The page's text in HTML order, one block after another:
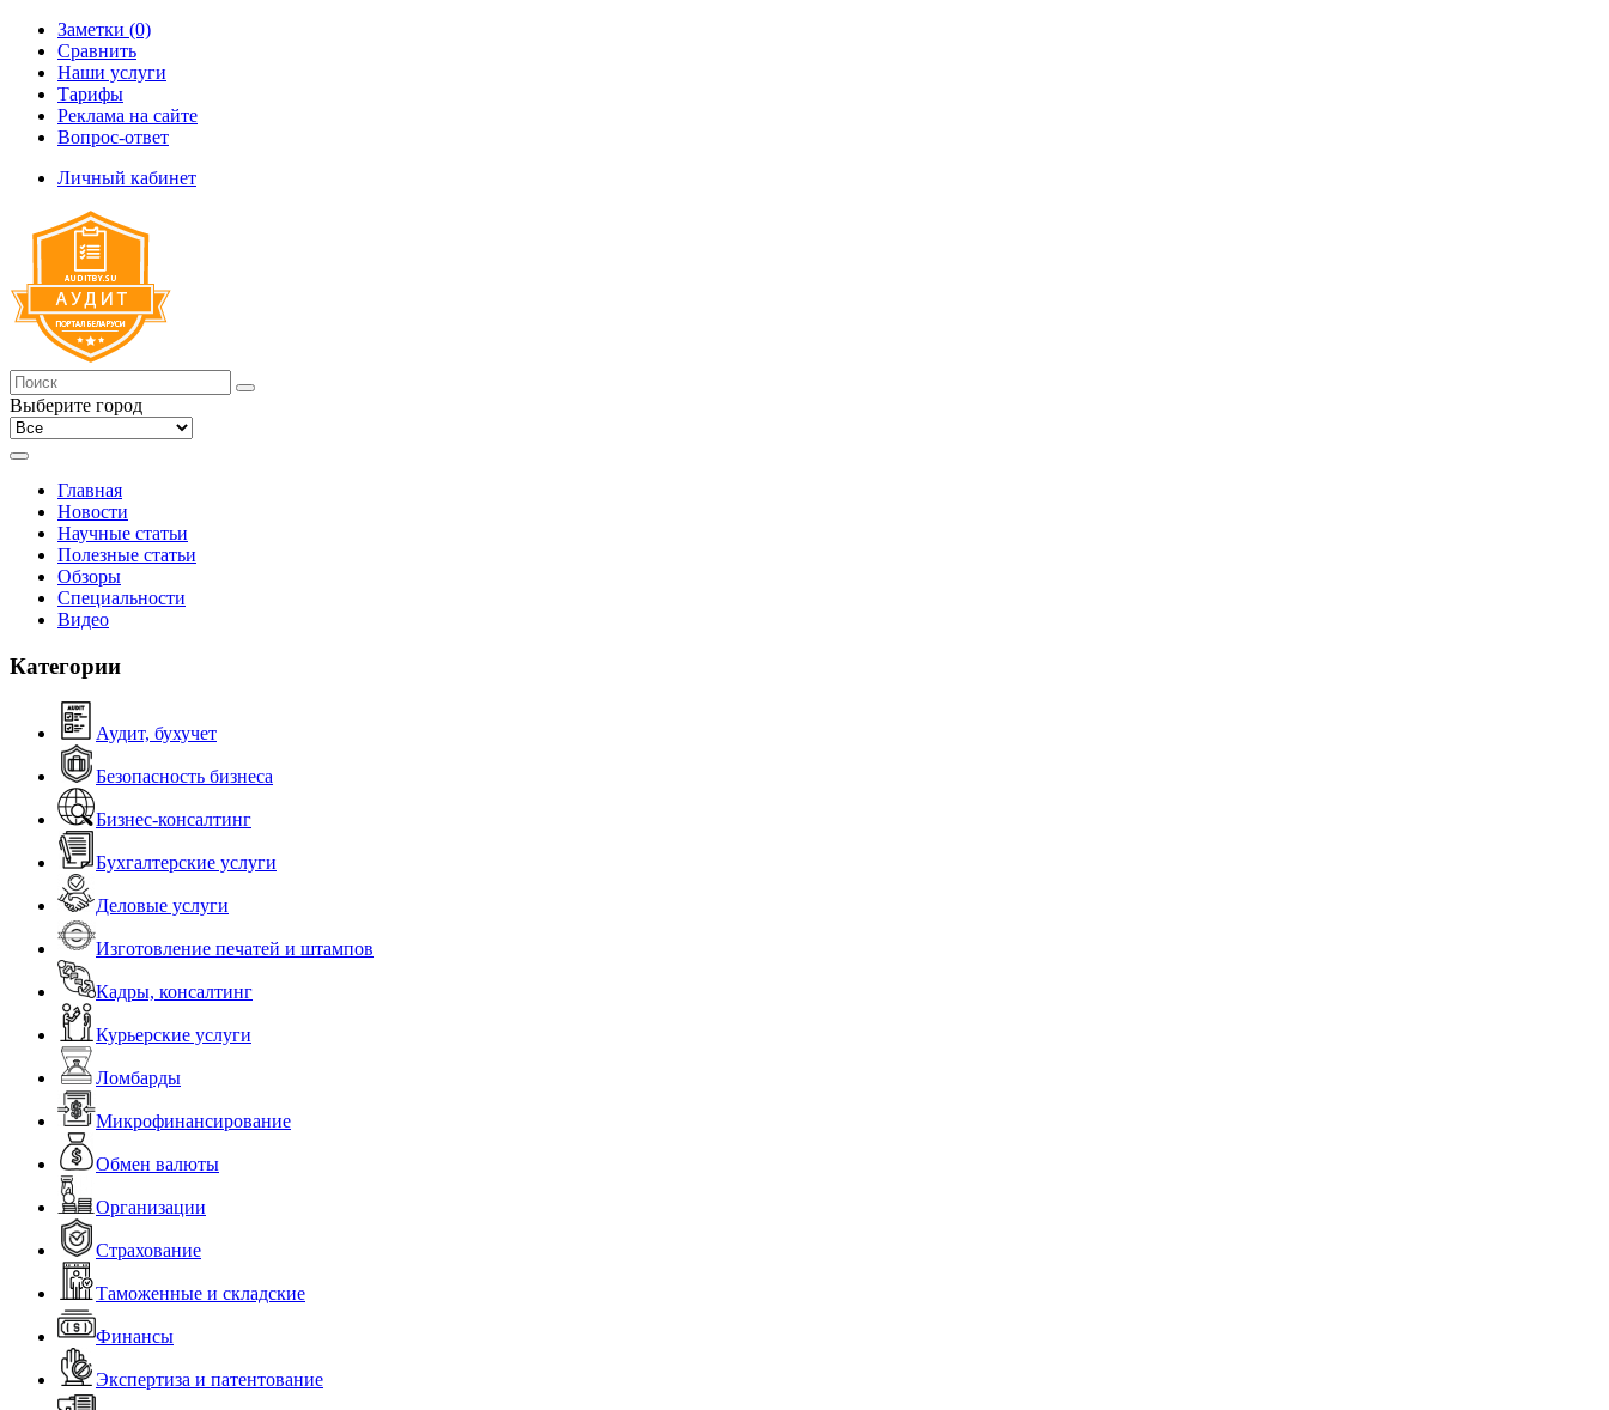
Заметки (0)
Сравнить
Наши услуги
Тарифы
Реклама на сайте
Вопрос-ответ
Личный кабинет
Выберите город
Главная
Новости
Научные статьи
Полезные статьи
Обзоры
Специальности
Видео
Категории
Аудит, бухучет
Безопасность бизнеса
Бизнес-консалтинг
Бухгалтерские услуги
Деловые услуги
Изготовление печатей и штампов
Кадры, консалтинг
Курьерские услуги
Ломбарды
Микрофинансирование
Обмен валюты
Организации
Страхование
Таможенные и складские
Финансы
Экспертиза и патентование